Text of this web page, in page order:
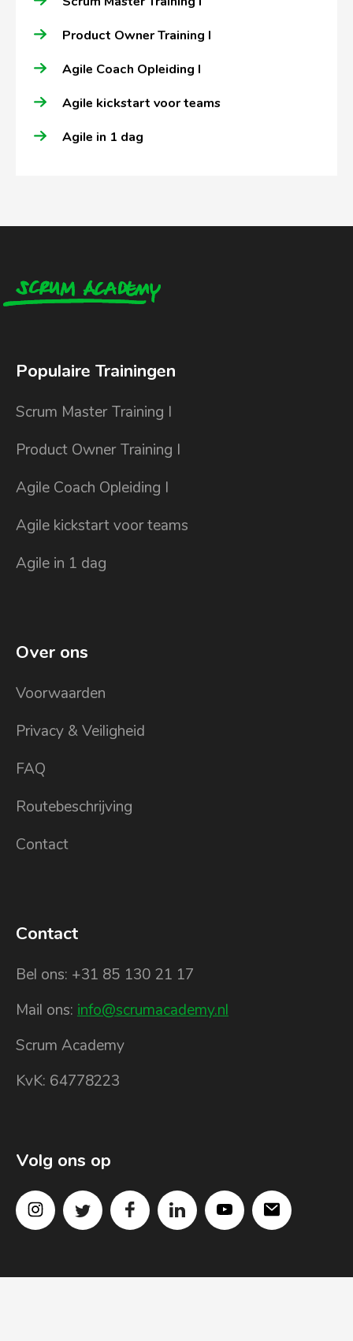
Product Owner Training I
Agile Coach Opleiding I
Agile kickstart voor teams
Agile in 1 dag
Populaire Trainingen
Scrum Master Training I
Product Owner Training I
Agile Coach Opleiding I
Agile kickstart voor teams
Agile in 1 dag
Over ons
Voorwaarden
Privacy & Veiligheid
FAQ
Routebeschrijving
Contact
Contact
Bel ons: +31 85 130 21 17
Mail ons: info@scrumacademy.nl
Scrum Academy
KvK: 64778223
Volg ons op